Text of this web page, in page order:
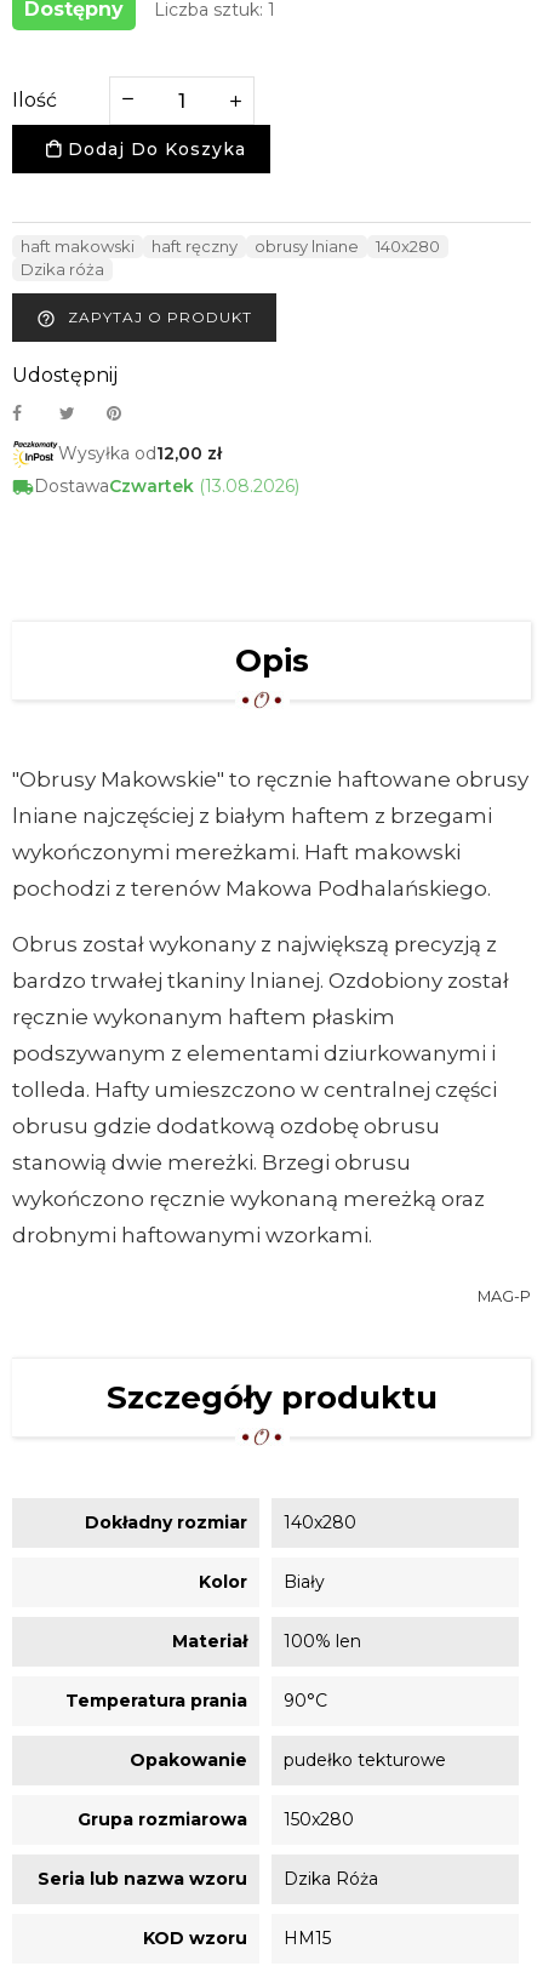
Dostępny Liczba sztuk: 1
Ilość
Dodaj Do Koszyka
haft makowski haft ręczny obrusy lniane
140x280
Dzika róża
help_outline ZAPYTAJ O PRODUKT
Udostępnij
Wysyłka od12,00 zł
DostawaCzwartek (13.08.2026)
Opis
"Obrusy Makowskie" to ręcznie haftowane obrusy
lniane najczęściej z białym haftem z brzegami
wykończonymi mereżkami. Haft makowski
pochodzi z terenów Makowa Podhalańskiego.
Obrus został wykonany z największą precyzją z
bardzo trwałej tkaniny lnianej. Ozdobiony został
ręcznie wykonanym haftem płaskim
podszywanym z elementami dziurkowanymi i
tolleda. Hafty umieszczono w centralnej części
obrusu gdzie dodatkową ozdobę obrusu
stanowią dwie mereżki. Brzegi obrusu
wykończono ręcznie wykonaną mereżką oraz
drobnymi haftowanymi wzorkami.
MAG-P
Szczegóły produktu
Dokładny rozmiar 140x280
Kolor Biały
Materiał 100% len
Temperatura prania 90°C
Opakowanie pudełko tekturowe
Grupa rozmiarowa 150x280
Seria lub nazwa wzoru Dzika Róża
KOD wzoru HM15